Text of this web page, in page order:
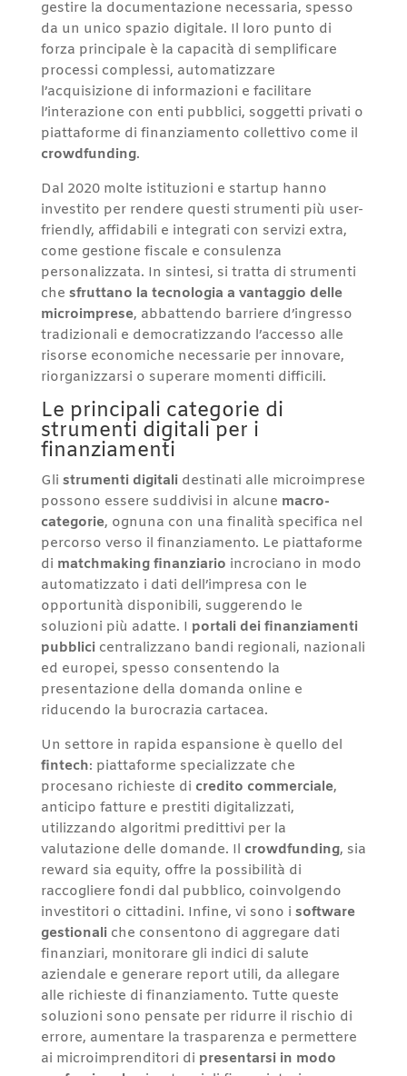
gestire la documentazione necessaria, spesso
da un unico spazio digitale. Il loro punto di
forza principale è la capacità di semplificare
processi complessi, automatizzare
l’acquisizione di informazioni e facilitare
l’interazione con enti pubblici, soggetti privati o
piattaforme di finanziamento collettivo come il
crowdfunding.
Dal 2020 molte istituzioni e startup hanno
investito per rendere questi strumenti più user-
friendly, affidabili e integrati con servizi extra,
come gestione fiscale e consulenza
personalizzata. In sintesi, si tratta di strumenti
che sfruttano la tecnologia a vantaggio delle
microimprese, abbattendo barriere d’ingresso
tradizionali e democratizzando l’accesso alle
risorse economiche necessarie per innovare,
riorganizzarsi o superare momenti difficili.
Le principali categorie di
strumenti digitali per i
finanziamenti
Gli strumenti digitalidestinati alle microimprese
possono essere suddivisi in alcune macro-
categorie, ognuna con una finalità specifica nel
percorso verso il finanziamento. Le piattaforme
di matchmaking finanziario incrociano in modo
automatizzato i dati dell’impresa con le
opportunità disponibili, suggerendo le
soluzioni più adatte. I portali dei finanziamenti
pubblicicentralizzano bandi regionali, nazionali
ed europei, spesso consentendo la
presentazione della domanda online e
riducendo la burocrazia cartacea.
Un settore in rapida espansione è quello del
fintech: piattaforme specializzate che
procesano richieste di credito commerciale,
anticipo fatture e prestiti digitalizzati,
utilizzando algoritmi predittivi per la
valutazione delle domande. Il crowdfunding, sia
reward sia equity, offre la possibilità di
raccogliere fondi dal pubblico, coinvolgendo
investitori o cittadini. Infine, vi sono i software
gestionaliche consentono di aggregare dati
finanziari, monitorare gli indici di salute
aziendale e generare report utili, da allegare
alle richieste di finanziamento. Tutte queste
soluzioni sono pensate per ridurre il rischio di
errore, aumentare la trasparenza e permettere
ai microimprenditori di presentarsi in modo